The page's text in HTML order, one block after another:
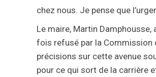
chez nous. Je pense que
Le maire, Martin
fois refusé par la Commission
précisions sur cette avenue
pour ce qui sort de la carrière